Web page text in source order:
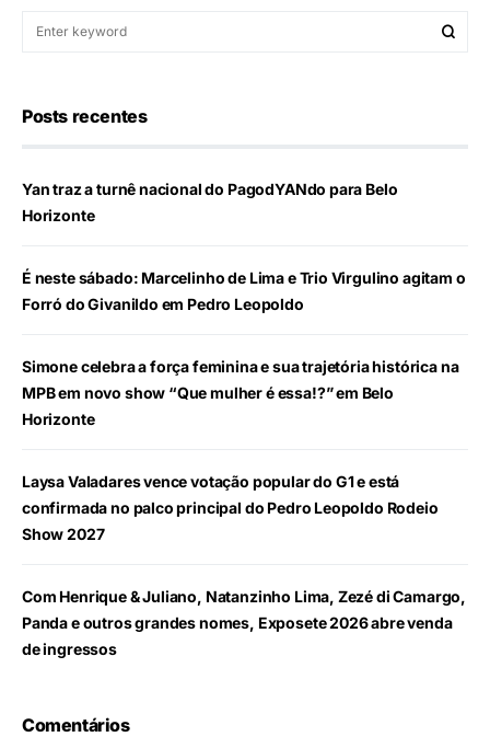
Posts recentes
Yan traz a turnê nacional do PagodYANdo para Belo
Horizonte
É neste sábado: Marcelinho de Lima e Trio Virgulino agitam o
Forró do Givanildo em Pedro Leopoldo
Simone celebra a força feminina e sua trajetória histórica na
MPB em novo show “Que mulher é essa!?” em Belo
Horizonte
Laysa Valadares vence votação popular do G1 e está
confirmada no palco principal do Pedro Leopoldo Rodeio
Show 2027
Com Henrique & Juliano, Natanzinho Lima, Zezé di Camargo,
Panda e outros grandes nomes, Exposete 2026 abre venda
de ingressos
Comentários